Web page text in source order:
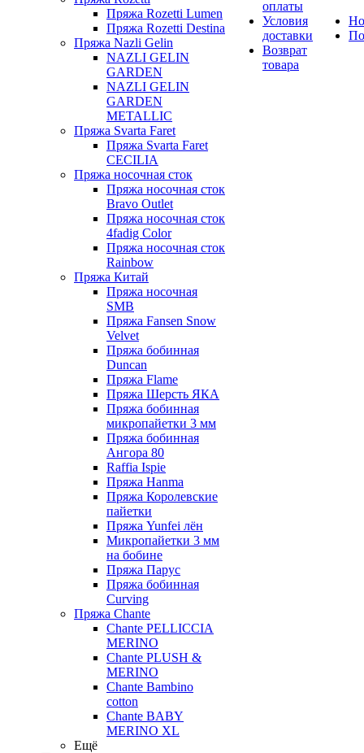
Пряжа Rozetti Lumen
Пряжа Rozetti Destina
Пряжа Nazli Gelin
NAZLI GELIN
GARDEN
NAZLI GELIN
GARDEN
METALLIC
Пряжа Svarta Faret
Пряжа Svarta Faret
CECILIA
Пряжа носочная сток
Пряжа носочная сток
Bravo Outlet
Пряжа носочная сток
4fadig Color
Пряжа носочная сток
Rainbow
Пряжа Китай
Пряжа носочная
SMB
Пряжа Fansen Snow
Velvet
Пряжа бобинная
Duncan
Пряжа Flame
Пряжа Шерсть ЯКА
Пряжа бобинная
микропайетки 3 мм
Пряжа бобинная
Ангора 80
Raffia Ispie
Пряжа Hanma
Пряжа Королевские
пайетки
Пряжа Yunfei лён
Микропайетки 3 мм
на бобине
Пряжа Парус
Пряжа бобинная
Curving
Пряжа Chante
Chante PELLICCIA
MERINO
Chante PLUSH &
MERINO
Chante Bambino
cotton
Chante BABY
MERINO XL
Ещё
оплаты
Условия
доставки
Возврат
товара